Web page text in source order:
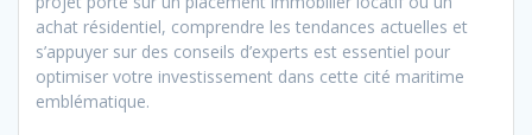
achat résidentiel, comprendre les tendances actuelles et
s’appuyer sur des conseils d’experts est essentiel pour
optimiser votre investissement dans cette cité maritime
emblématique.